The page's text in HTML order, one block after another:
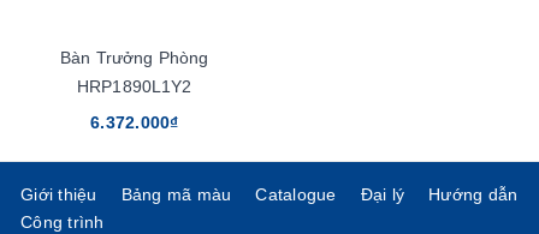
Bàn Trưởng Phòng
HRP1890L1Y2
6.372.000₫
Giới thiệu Bảng mã màu Catalogue Đại lý
Hướng dẫn
Công trình